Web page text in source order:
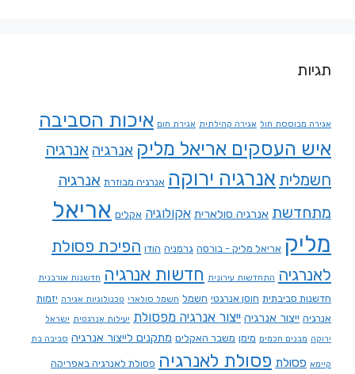
תגיות
אגירה מבוססת חול אגירה קהילתית אגירת חום איכות הסביבה
איש העסקים אריאל מליק אנרגיה אנרגיה
חשמלית אנרגיה ירוקה אנרגיה מבוזרת אנרגיה
מתחדשת אנרגיה סולארית אקולוגיה אקלים אריאל
מליק אריאל מליק - בורסה גרמניה הודו הפיכת פסולת
לאנרגיה התחדשות עירונית חדשות אנרגיה חדשנות אורבנית
חדשנות סביבתית חוסן אנרגטי חשמל חשמל סולארי טכנולוגיות אגירה יזמות
אנרגיה ייצור אנרגיה ייצור אנרגיה מפסולת יעילות אנרגטית ישראל
ירוקה מבנים חכמים מימן משבר האקלים מתקנים לייצור אנרגיה סביבה בת
קיימא פסולת פסולת לאנרגיה פסולת לאנרגיה באפריקה